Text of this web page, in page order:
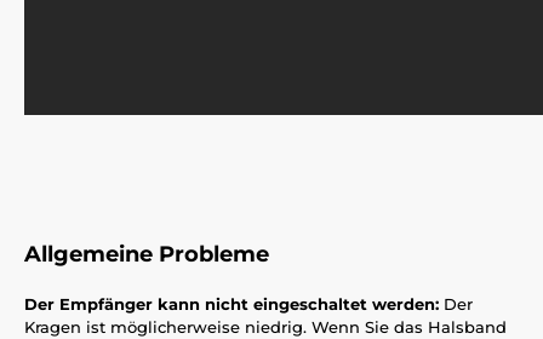
Allgemeine Probleme
Der Empfänger kann nicht eingeschaltet werden: Der
Kragen ist möglicherweise niedrig. Wenn Sie das Halsband